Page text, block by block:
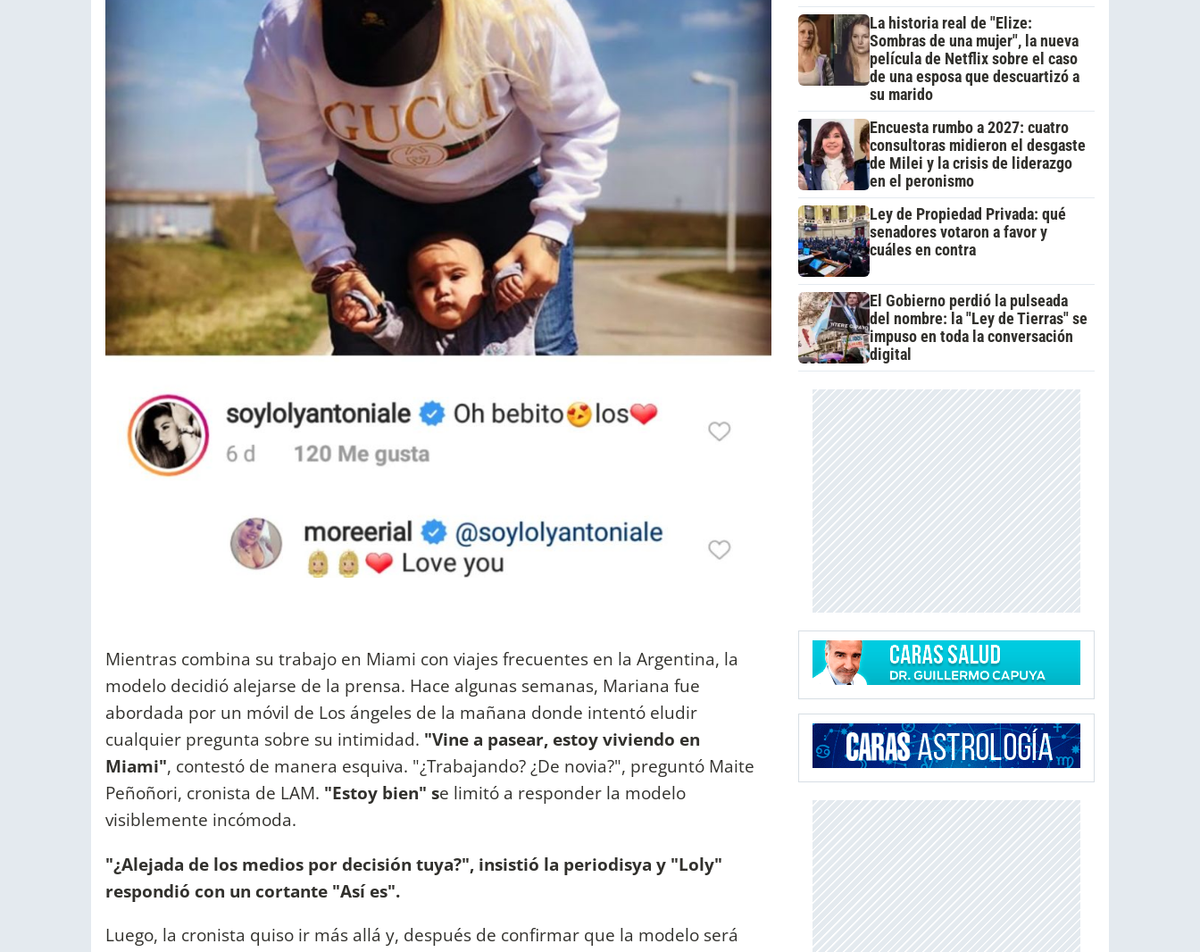
Mientras combina su trabajo en Miami con viajes frecuentes en la Argentina, la
modelo decidió alejarse de la prensa. Hace algunas semanas, Mariana fue
abordada por un móvil de Los ángeles de la mañana donde intentó eludir
cualquier pregunta sobre su intimidad. "Vine a pasear, estoy viviendo en
Miami", contestó de manera esquiva. "¿Trabajando? ¿De novia?", preguntó Maite
Peñoñori, cronista de LAM. "Estoy bien" se limitó a responder la modelo
visiblemente incómoda.
"¿Alejada de los medios por decisión tuya?", insistió la periodisya y "Loly"
respondió con un cortante "Así es".
Luego, la cronista quiso ir más allá y, después de confirmar que la modelo será
La historia real de "Elize:
Sombras de una mujer", la nueva
película de Netflix sobre el caso
de una esposa que descuartizó a
su marido
Encuesta rumbo a 2027: cuatro
consultoras midieron el desgaste
de Milei y la crisis de liderazgo
en el peronismo
Ley de Propiedad Privada: qué
senadores votaron a favor y
cuáles en contra
El Gobierno perdió la pulseada
del nombre: la "Ley de Tierras" se
impuso en toda la conversación
digital